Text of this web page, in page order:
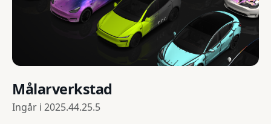
Målarverkstad
Ingår i 2025.44.25.5